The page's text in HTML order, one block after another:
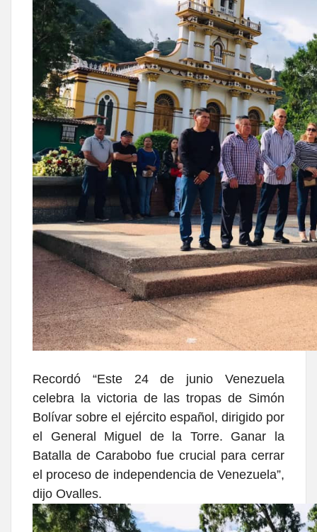
Recordó “Este 24 de junio Venezuela
celebra la victoria de las tropas de Simón
Bolívar sobre el ejército español, dirigido por
el General Miguel de la Torre. Ganar la
Batalla de Carabobo fue crucial para cerrar
el proceso de independencia de Venezuela”,
dijo Ovalles.